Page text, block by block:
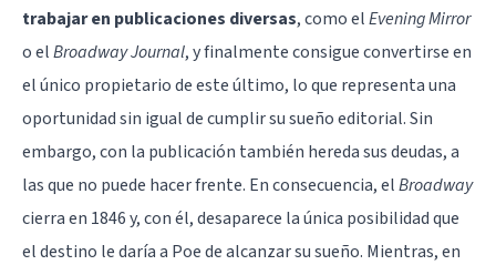
trabajar en publicaciones diversas, como elEvening Mirror
o elBroadway Journal, y finalmente consigue convertirse en
el único propietario de este último, lo que representa una
oportunidad sin igual de cumplir su sueño editorial. Sin
embargo, con la publicación también hereda sus deudas, a
las que no puede hacer frente. En consecuencia, elBroadway
cierra en 1846 y, con él, desaparece la única posibilidad que
el destino le daría a Poe de alcanzar su sueño. Mientras, en